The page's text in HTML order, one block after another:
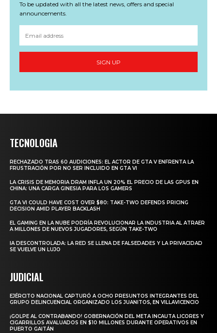
To be updated with all the latest news, offers and special
announcements.
SIGN UP
TECNOLOGIA
RECHAZADO TRAS 60 AUDICIONES: EL ACTOR DE GTA V ENFRENTA LA
FRUSTRACIÓN POR NO SER INCLUIDO EN GTA VI
LA CRISIS DE MEMORIA DRAM INFLA UN 20% EL PRECIO DE LAS GPUS EN
CHINA: UNA CARGA GINESIA PARA LOS GAMERS
GTA VI COULD HAVE COST OVER $80: TAKE-TWO DEFENDS PRICING
DECISION AMID PLAYER BACKLASH
EL GAMING EN LA NUBE PODRÍA REVOLUCIONAR LA INDUSTRIA AL ATRAER
A MILLONES DE NUEVOS JUGADORES, SEGÚN TAKE-TWO
IA DESCONTROLADA: LA RED SE LLENA DE FALSEDADES Y LA PRIVACIDAD
SE VUELVE UN LUJO
JUDICIAL
EJÉRCITO NACIONAL CAPTURÓ A OCHO PRESUNTOS INTEGRANTES DEL
GRUPO DELINCUENCIAL ORGANIZADO LOS JUANITOS, EN VILLAVICENCIO
¡GOLPE AL CONTRABANDO! GOBERNACIÓN DEL META INCAUTA LICORES Y
CIGARRILLOS AVALUADOS EN $10 MILLONES DURANTE OPERATIVOS EN
PUERTO GAITÁN